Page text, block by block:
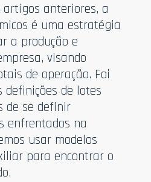
anteriores, a
é uma estratégia
a produção e
visando
de operação. Foi
definições de lotes
de se definir
enfrentados na
usar modelos
para encontrar o